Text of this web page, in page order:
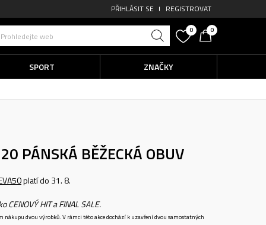
PŘIHLÁSIT SE REGISTROVAT
Prohledejte web
0 0
SPORT ZNAČKY
PÁNSKÁ BĚŽECKÁ OBUV
platí do 31. 8.
HIT a FINAL SALE.
nákupu dvou výrobků. V rámci této akce dochází k uzavření dvou samostatných